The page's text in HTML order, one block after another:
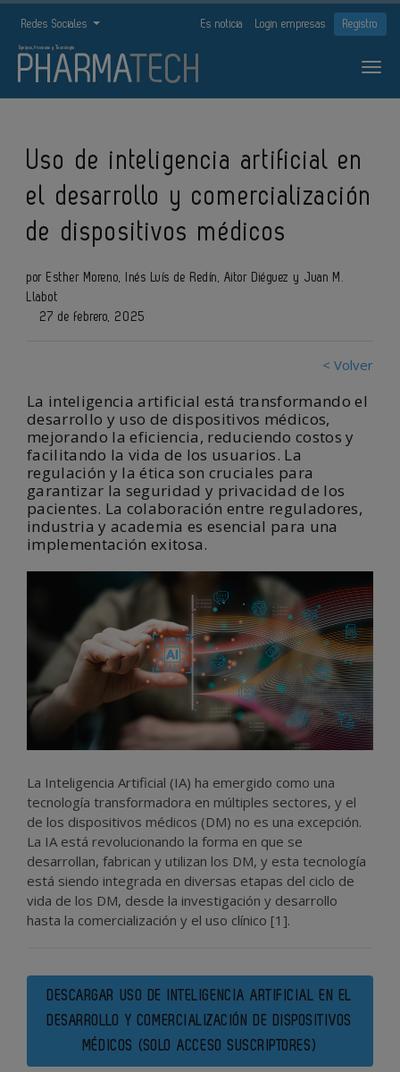
Redes Sociales Es noticia Login empresas Registro
Uso de inteligencia artificial en
el desarrollo y comercialización
de dispositivos médicos
por Esther Moreno, Inés Luís de Redín, Aitor Diéguez y Juan M.
Llabot
27 de febrero, 2025
< Volver
La inteligencia artificial está transformando el
desarrollo y uso de dispositivos médicos,
mejorando la eficiencia, reduciendo costos y
facilitando la vida de los usuarios. La
regulación y la ética son cruciales para
garantizar la seguridad y privacidad de los
pacientes. La colaboración entre reguladores,
industria y academia es esencial para una
implementación exitosa.
La Inteligencia Artificial (IA) ha emergido como una
tecnología transformadora en múltiples sectores, y el
de los dispositivos médicos (DM) no es una excepción.
La IA está revolucionando la forma en que se
desarrollan, fabrican y utilizan los DM, y esta tecnología
está siendo integrada en diversas etapas del ciclo de
vida de los DM, desde la investigación y desarrollo
hasta la comercialización y el uso clínico [1].
DESCARGAR USO DE INTELIGENCIA ARTIFICIAL EN EL
DESARROLLO Y COMERCIALIZACIÓN DE DISPOSITIVOS
MÉDICOS (SOLO ACCESO SUSCRIPTORES)